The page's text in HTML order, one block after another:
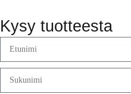
Kysy tuotteesta